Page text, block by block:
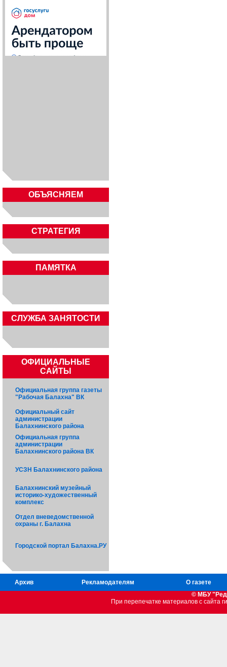
ОБЪЯСНЯЕМ
СТРАТЕГИЯ
ПАМЯТКА
CЛУЖБА ЗАНЯТОСТИ
ОФИЦИАЛЬНЫЕ
САЙТЫ
Официальная группа газеты
"Рабочая Балахна" ВК
Официальный сайт
администрации
Балахнинского района
Официальная группа
администрации
Балахнинского района ВК
УСЗН Балахнинского района
Балахнинский музейный
историко-художественный
комплекс
Отдел вневедомственной
охраны г. Балахна
Городской портал Балахна.РУ
Архив Рекламодателям
О газете
© МБУ
При перепечатке материалов c сайта